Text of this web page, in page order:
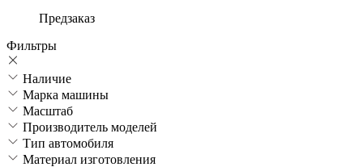
Предзаказ
Фильтры
Наличие
Марка машины
Масштаб
Производитель моделей
Тип автомобиля
Материал изготовления